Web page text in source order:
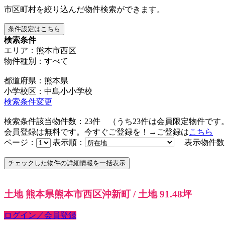
市区町村を絞り込んだ物件検索ができます。
条件設定はこちら
検索条件
エリア：熊本市西区
物件種別：すべて
都道府県：熊本県
小学校区：中島小小学校
検索条件変更
検索条件該当物件数： 23件 （うち23件は会員限定物件です
会員登録は無料です。今すぐご登録を！→ご登録はこちら
ページ：
表示順： 表示物件数
土地 熊本県熊本市西区沖新町 / 土地 91.48坪
ログイン／会員登録